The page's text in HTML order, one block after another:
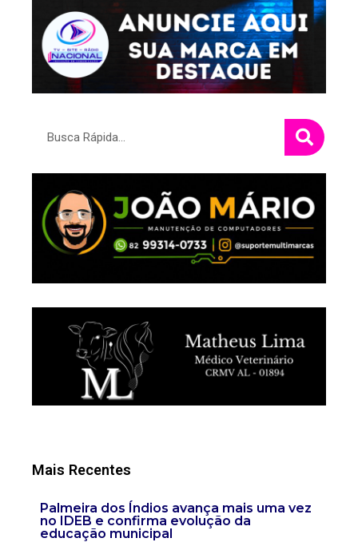
Mais Recentes
Palmeira dos Índios avança mais uma vez
no IDEB e confirma evolução da
educação municipal